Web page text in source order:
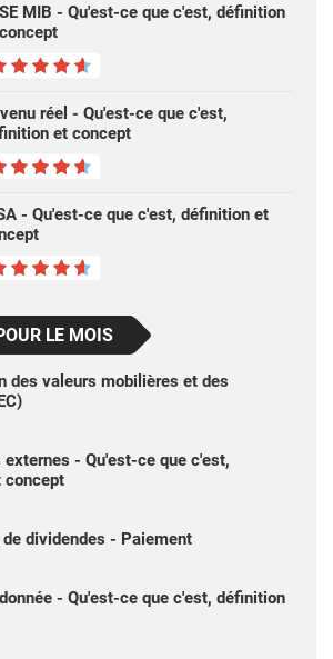
MIB - Qu'est-ce que c'est, définition
réel - Qu'est-ce que c'est,
et concept
- Qu'est-ce que c'est, définition et
LE MOIS
des valeurs mobilières et des
externes - Qu'est-ce que c'est,
concept
dividendes - Paiement
- Qu'est-ce que c'est, définition